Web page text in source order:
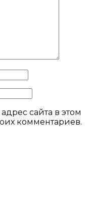
сайта в этом
комментариев.